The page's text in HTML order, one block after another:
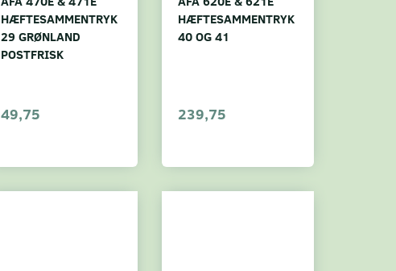
HÆFTESAMMENTRYK
29 GRØNLAND
POSTFRISK
49,75
HÆFTESAMMENTRYK
40 OG 41
239,75